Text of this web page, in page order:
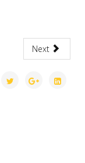
Next